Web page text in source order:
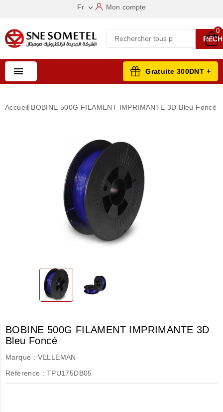
Fr  Mon compte
0
 Gratuite 300DNT +
Accueil BOBINE 500G FILAMENT IMPRIMANTE 3D Bleu Foncé
BOBINE 500G FILAMENT IMPRIMANTE 3D
Bleu Foncé
Marque : VELLEMAN
Référence : TPU175DB05